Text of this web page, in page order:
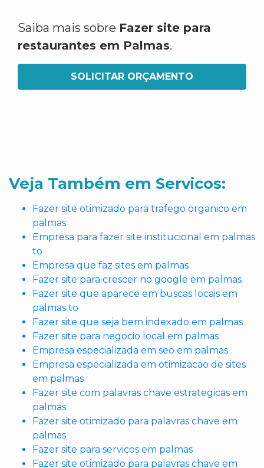
Saiba mais sobre Fazer site para
restaurantes em Palmas.
SOLICITAR ORÇAMENTO
Veja Também em Servicos:
Fazer site otimizado para trafego organico em
palmas
Empresa para fazer site institucional em palmas
to
Empresa que faz sites em palmas
Fazer site para crescer no google em palmas
Fazer site que aparece em buscas locais em
palmas to
Fazer site que seja bem indexado em palmas
Fazer site para negocio local em palmas
Empresa especializada em seo em palmas
Empresa especializada em otimizacao de sites
em palmas
Fazer site com palavras chave estrategicas em
palmas
Fazer site otimizado para palavras chave em
palmas
Fazer site para servicos em palmas
Fazer site otimizado para palavras chave em